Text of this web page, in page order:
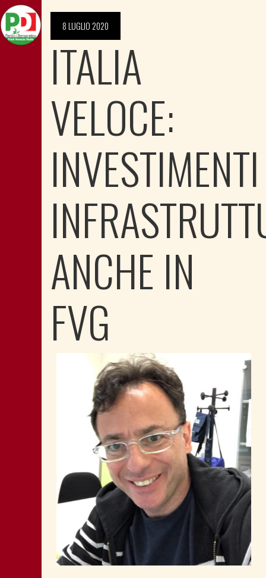
8 LUGLIO 2020
ITALIA
VELOCE:
INVESTIMENTI
ANCHE IN
FVG